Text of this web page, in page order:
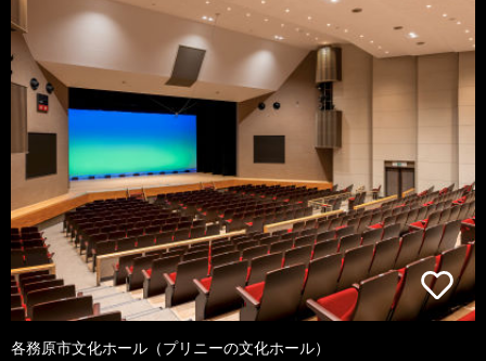
各務原市文化ホール（プリニーの文化ホール）